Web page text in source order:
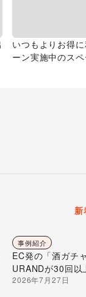
いつもよりお得
ーン実施中のス
新
事例紹介
EC発の「酒ガチ
URANDが30回以
で届ける“新しい
2026年7月27日